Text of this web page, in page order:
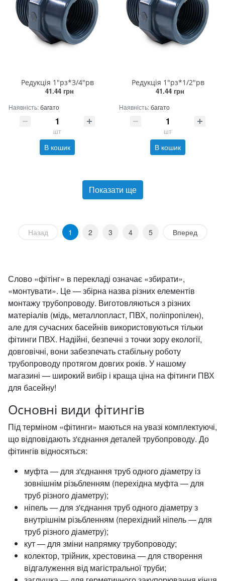
Редукція 1"рз*3/4"рв
41.44 грн
Наявність:багато
шт
В кошик
Редукція 1"рз*1/2"рв
41.44 грн
Наявність:багато
шт
В кошик
Показати ще
Назад 1 2 3 4 5 Вперед
Слово «фітінг» в перекладі означає «збирати»,
«монтувати». Це — збірна назва різних елементів
монтажу трубопроводу. Виготовляються з різних
матеріалів (мідь, металлопласт, ПВХ, поліпропілен),
але для сучасних басейнів використовуються тільки
фітинги ПВХ. Надійні, безпечні з точки зору екології,
довговічні, вони забезпечать стабільну роботу
трубопроводу протягом довгих років. У нашому
магазині — широкий вибір і краща ціна на фітинги ПВХ
для басейну!
Основні види фітингів
Під терміном «фітинги» маються на увазі комплектуючі,
що відповідають з'єднання деталей трубопроводу. До
фітингів відносяться:
муфта — для з'єднання труб одного діаметру із
зовнішнім різьбленням (перехідна муфта — для
труб різного діаметру);
ніпель — для з'єднання труб одного діаметру з
внутрішнім різьбленням (перехідний ніпель — для
труб різного діаметру);
кут — для зміни напрямку трубопроводу;
колектор, трійник, хрестовина — для створення
відгалуження від магістральної труби;